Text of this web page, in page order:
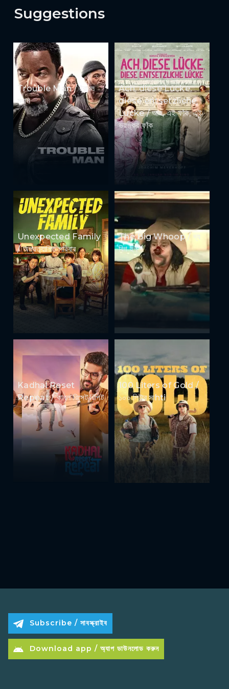
Suggestions
Trouble Man / ট্রাবল
ম্যান
Ach, diese Lücke,
diese entsetzliche
Lücke / আহ, এই ফাঁক, এই
ভয়ঙ্কর ফাঁক
Unexpected Family
/ অপ্রত্যাশিত পরিবার
The Big Whoop / দ্য
বিগ হুপ
Kadhal Reset
Repeat / কাধল রিসেট রিপিট
100 Liters of Gold /
১০০ লিটার সাhti
Subscribe / সাবস্ক্রাইব
Download app / অ্যাপ ডাউনলোড করুন